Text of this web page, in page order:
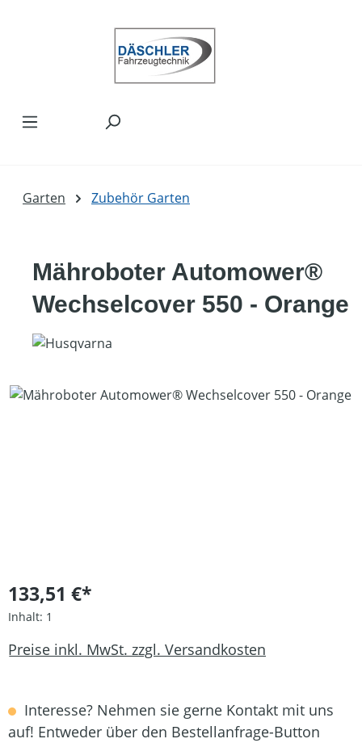
Garten Zubehör Garten
Mähroboter Automower®
Wechselcover 550 - Orange
Bildergalerie überspringen
133,51 €*
Inhalt: 1
Preise inkl. MwSt. zzgl. Versandkosten
Interesse? Nehmen sie gerne Kontakt mit uns
auf! Entweder über den Bestellanfrage-Button